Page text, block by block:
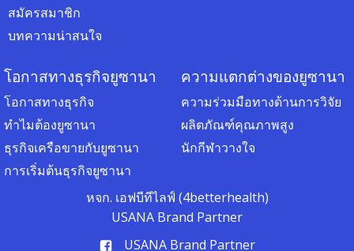
สมัครสมาชิก
บทความน่าสนใจ
โอกาสทางธุรกิจยูซานา
โอกาสทางธุรกิจ
ทำไมต้องยูซานา
ธุรกิจเครือขายกับยูซานา
การเริ่มต้นธุรกิจยูซานา
ความแตกต่างของยูซานา
ความร่วมมือทางด้านการวิจัย
ผลิตภัณฑ์คุณภาพสูง
นักกีฬาวางใจ
หจก. เอฟบีทีไลฟ์ (4betterhealth)
USANA Brand Partner
USANA Brand Partner